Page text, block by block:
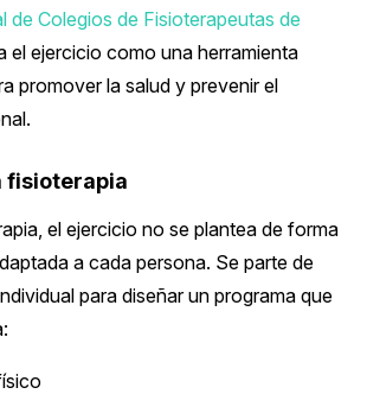
de Colegios de Fisioterapeutas de
el ejercicio como una herramienta
promover la salud y prevenir el
fisioterapia
el ejercicio no se plantea de forma
a cada persona. Se parte de
para diseñar un programa que